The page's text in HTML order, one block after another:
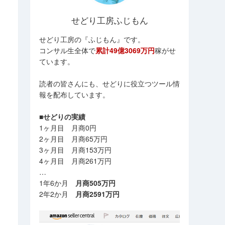
せどり工房ふじもん
せどり工房の『ふじもん』です。
コンサル生全体で累計49億3069万円稼がせ
ています。
読者の皆さんにも、せどりに役立つツール情
報を配布しています。
■せどりの実績
1ヶ月目 月商0円
2ヶ月目 月商65万円
3ヶ月目 月商153万円
4ヶ月目 月商261万円
…
1年6か月 月商505万円
2年2か月 月商2591万円